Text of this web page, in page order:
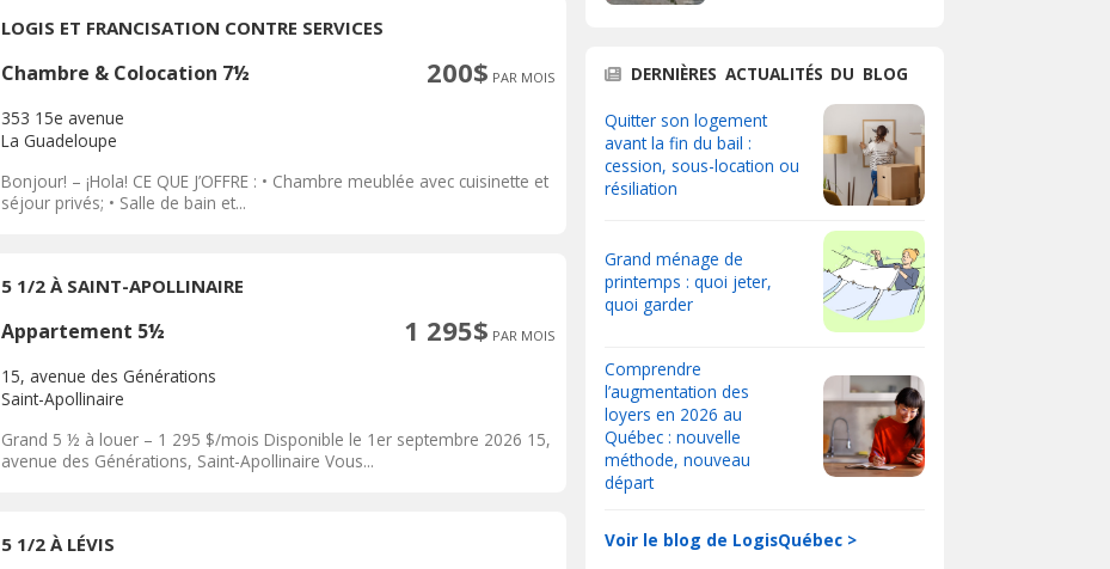
LOGIS ET FRANCISATION CONTRE SERVICES
Chambre & Colocation 7½ 200$ PAR MOIS
353 15e avenue
La Guadeloupe
Bonjour! – ¡Hola! CE QUE J’OFFRE : • Chambre meublée avec cuisinette et
séjour privés; • Salle de bain et...
5 1/2 À SAINT-APOLLINAIRE
Appartement 5½ 1 295$ PAR MOIS
15, avenue des Générations
Saint-Apollinaire
Grand 5 ½ à louer – 1 295 $/mois Disponible le 1er septembre 2026 15,
avenue des Générations, Saint-Apollinaire Vous...
5 1/2 À LÉVIS
DERNIÈRES ACTUALITÉS DU BLOG
Quitter son logement
avant la fin du bail :
cession, sous-location ou
résiliation
Grand ménage de
printemps : quoi jeter,
quoi garder
Comprendre
l’augmentation des
loyers en 2026 au
Québec : nouvelle
méthode, nouveau
départ
Voir le blog de LogisQuébec >